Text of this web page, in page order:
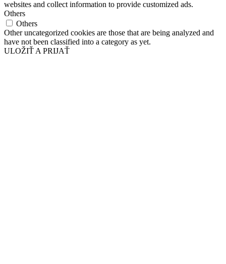
websites and collect information to provide customized ads.
Others
Others
Other uncategorized cookies are those that are being analyzed and
have not been classified into a category as yet.
ULOŽIŤ A PRIJAŤ